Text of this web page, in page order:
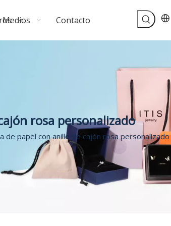
Medios Contacto
rosa personalizado
de papel con anillo de cajón rosa personalizado